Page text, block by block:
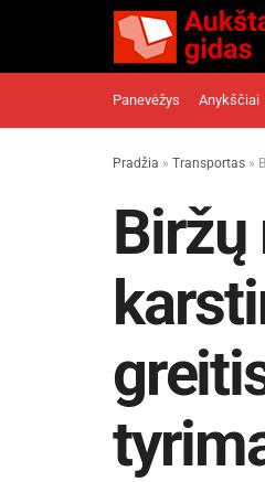
Panevėžys Anykščiai
Pradžia » Transportas »
Biržų